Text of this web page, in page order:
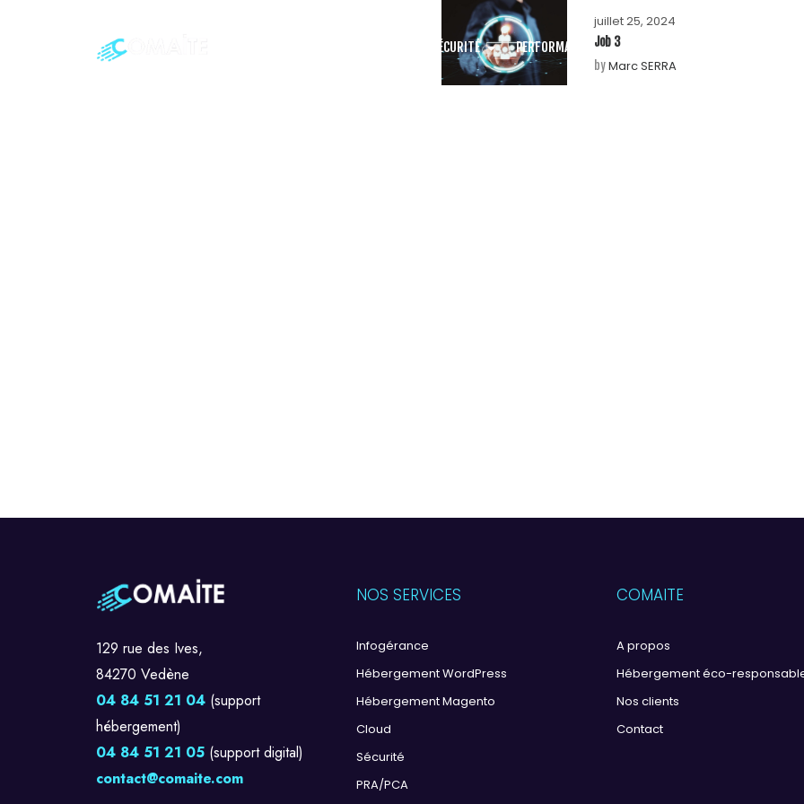
SÉCURITÉ PERFORMANCE
juillet 25, 2024
Job 3
by Marc SERRA
129 rue des Ives,
84270 Vedène
04 84 51 21 04(support
hébergement)
04 84 51 21 05(support digital)
contact@comaite.com
NOS SERVICES
Infogérance
Hébergement WordPress
Hébergement Magento
Cloud
Sécurité
PRA/PCA
COMAITE
A propos
Hébergement éco-
Nos clients
Contact